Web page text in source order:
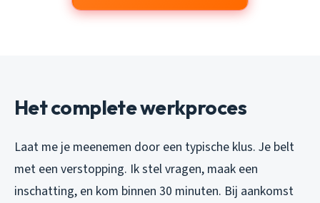
Het complete werkproces
Laat me je meenemen door een typische klus. Je belt
met een verstopping. Ik stel vragen, maak een
inschatting, en kom binnen 30 minuten. Bij aankomst